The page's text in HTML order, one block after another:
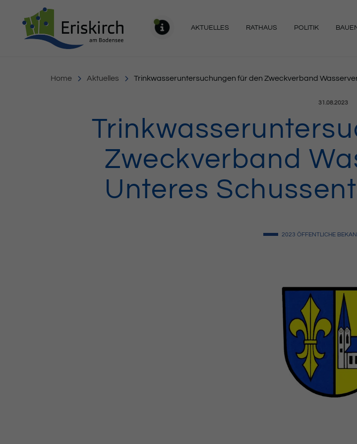
AKTUELLES RATHAUS POLITIK
Home Aktuelles Trinkwasseruntersuchungen für den Zweckverband
Veröffentlicht
31.08.2023
Zweckverband
Unteres
2023 ÖFFENTLICHE